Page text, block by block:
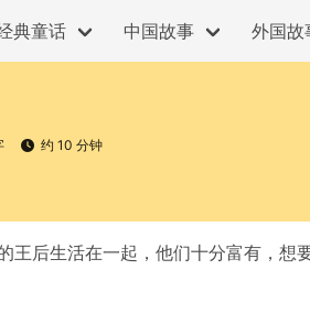
典童话 中国故事 外国故
约 10 分钟
王后生活在一起，他们十分富有，